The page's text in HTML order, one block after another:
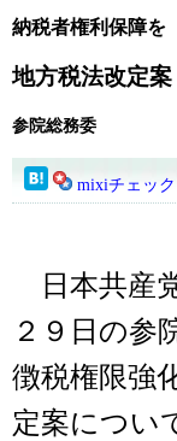
納税者権利保障を
地方税法改定
参院総務委
mixiチェック
日本共産
２９日の参
徴税権限強
定案につい